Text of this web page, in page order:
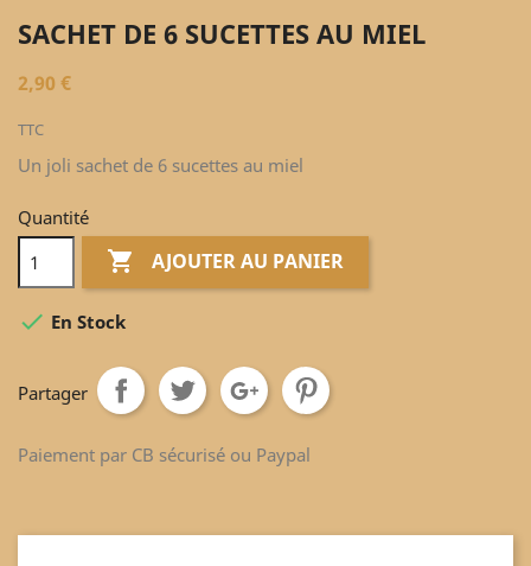
SACHET DE 6 SUCETTES AU MIEL
2,90 €
TTC
Un joli sachet de 6 sucettes au miel
Quantité
 AJOUTER AU PANIER
 En Stock
Partager
Paiement par CB sécurisé ou Paypal